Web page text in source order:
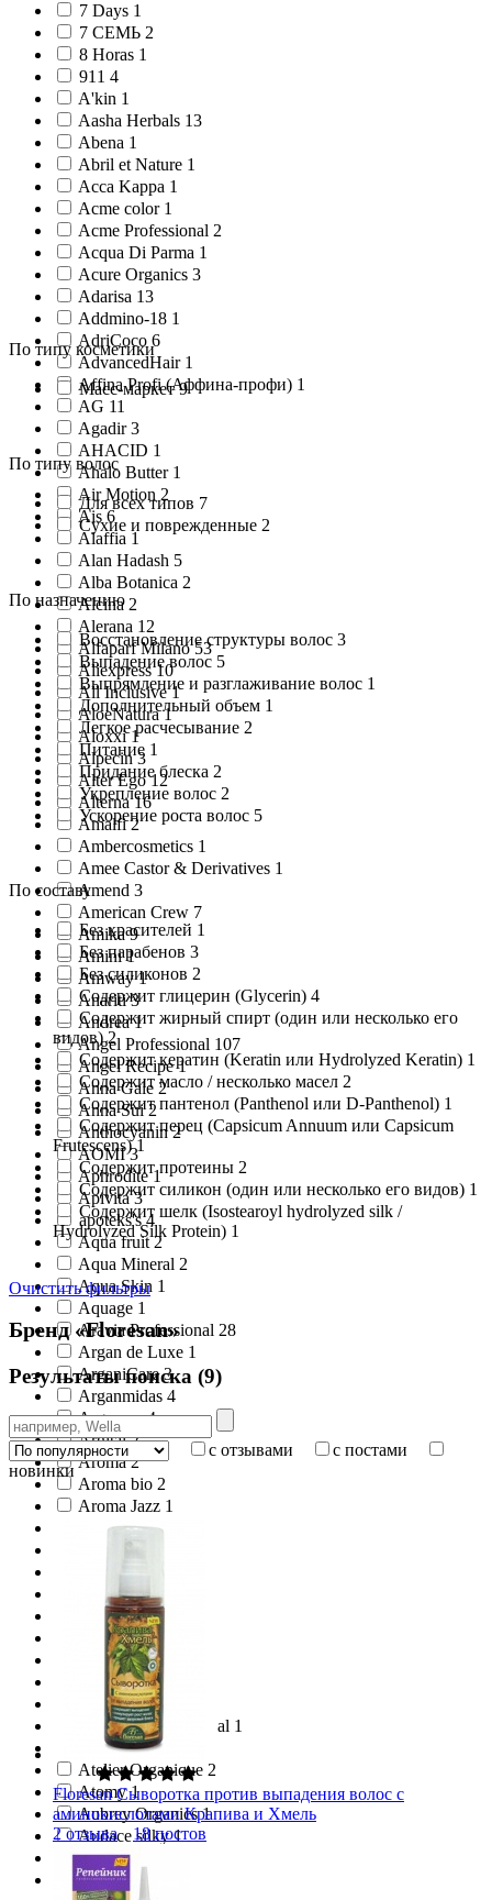
7 Days 1
7 СЕМЬ 2
8 Horas 1
911 4
A'kin 1
Aasha Herbals 13
Abena 1
Abril et Nature 1
Acca Kappa 1
Acme color 1
Acme Professional 2
Acqua Di Parma 1
Acure Organics 3
Adarisa 13
Addmino-18 1
AdriCoco 6
AdvancedHair 1
Affina Profi (Аффина-профи) 1
AG 11
Agadir 3
AHACID 1
Ahalo Butter 1
Air Motion 2
Ais 6
Alaffia 1
Alan Hadash 5
Alba Botanica 2
Alcina 2
Alerana 12
Alfaparf Milano 53
Aliexpress 10
All Inclusive 1
AloeNatura 1
Aloxxi 1
Alpecin 3
Alter Ego 12
Alterna 16
Amalfi 2
Ambercosmetics 1
Amee Castor & Derivatives 1
Amend 3
American Crew 7
Amika 9
Amini 1
Amway 1
Anariti 3
Andrea 1
Angel Professional 107
Angel Recipe 1
Anna Gale 2
Anna Sui 2
Anthocyanin 2
AOMI 3
Aphrodite 1
Apivita 3
apoteks's 4
Aqua fruit 2
Aqua Mineral 2
Aqua Skin 1
Aquage 1
Aravia Professional 28
Argan de Luxe 1
ArganiCare 3
Arganmidas 4
Argaway 4
Argital 2
Aroma 2
Aroma bio 2
Aroma Jazz 1
Aroma-in-Bio 1
AromaNewTech 1
Aromashka 1
ARS/АРС 6
ART&FACT 1
Artègo 4
As I Am 6
Ashley Joy 2
Assistant Professional 1
Assoro 2
Atelier Organique 2
Atomy 1
Aubrey Organics 1
Audace silky 1
Aura Cacia 6
Ausganica 15
По типу косметики
Масс-маркет 9
По типу волос
Для всех типов 7
Сухие и поврежденные 2
По назначению
Восстановление структуры волос 3
Выпадение волос 5
Выпрямление и разглаживание волос 1
Дополнительный объем 1
Легкое расчесывание 2
Питание 1
Придание блеска 2
Укрепление волос 2
Ускорение роста волос 5
По составу
Без красителей 1
Без парабенов 3
Без силиконов 2
Содержит глицерин (Glycerin) 4
Содержит жирный спирт (один или несколько его
видов) 2
Содержит кератин (Keratin или Hydrolyzed Keratin) 1
Содержит масло / несколько масел 2
Содержит пантенол (Panthenol или D-Panthenol) 1
Содержит перец (Capsicum Annuum или Сapsicum
Frutescens) 1
Содержит протеины 2
Содержит силикон (один или несколько его видов) 1
Содержит шелк (Isostearoyl hydrolyzed silk /
Hydrolyzed Silk Protein) 1
Очистить фильтры
Бренд «Floresan»
Результаты поиска (9)
с отзывами
с постами
новинки
Floresan Сыворотка против выпадения волос с
аминокислотами Крапива и Хмель
2 отзыва
18 постов